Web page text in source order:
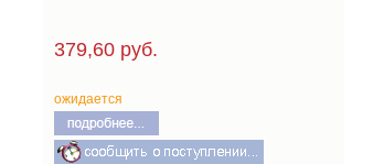
379,60 руб.
ожидается